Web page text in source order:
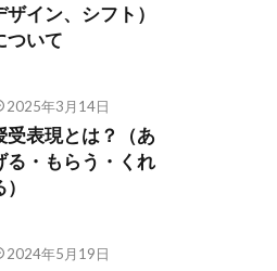
ザイン、シフト）
ついて
2025年3月14日
受表現とは？（あ
る・もらう・くれ
2024年5月19日